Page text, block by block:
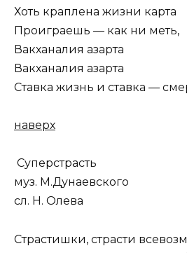
Хоть краплена жизни карта
Проиграешь — как ни меть,
Вакханалия азарта
Вакханалия азарта
Ставка жизнь и ставка —
наверх
Суперстрасть
муз. М.Дунаевского
сл. Н. Олева
Страстишки, страсти